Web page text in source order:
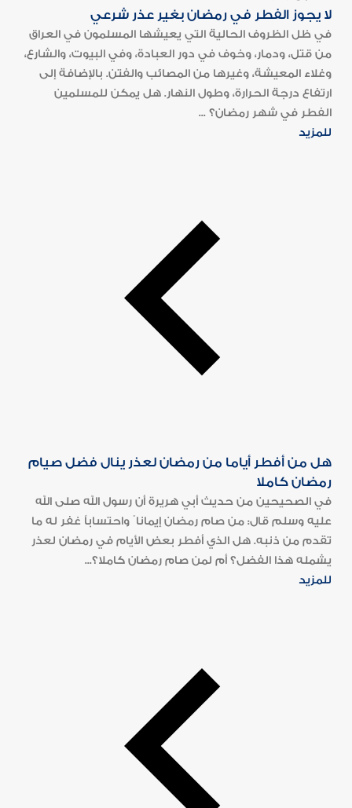
لا يجوز الفطر في رمضان بغير عذر شرعي
في ظل الظروف الحالية التي يعيشها المسلمون في العراق
من قتل، ودمار، وخوف في دور العبادة، وفي البيوت، والشارع،
وغلاء المعيشة، وغيرها من المصائب والفتن. بالإضافة إلى
ارتفاع درجة الحرارة، وطول النهار. هل يمكن للمسلمين
الفطر في شهر رمضان؟ ...
للمزيد
هل من أفطر أياما من رمضان لعذر ينال فضل صيام
رمضان كاملا
في الصحيحين من حديث أبي هريرة أن رسول الله صلى الله
عليه وسلم قال: من صام رمضان إيمانا ً واحتساباً غفر له ما
تقدم من ذنبه. هل الذي أفطر بعض الأيام في رمضان لعذر
يشمله هذا الفضل؟ أم لمن صام رمضان كاملا؟...
للمزيد